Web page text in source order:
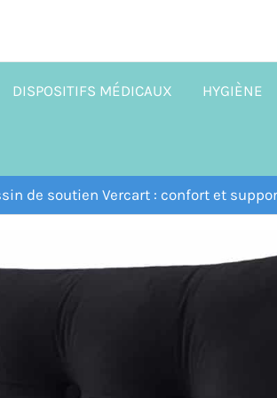
DISPOSITIFS MÉDICAUX HYGIÈNE
de soutien Vercart : confort et